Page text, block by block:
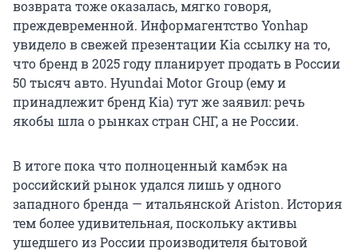
возврата тоже оказалась, мягко говоря,
преждевременной. Информагентство Yonhap
увидело в свежей презентации Kia ссылку на то,
что бренд в 2025 году планирует продать в России
50 тысяч авто. Hyundai Motor Group (ему и
принадлежит бренд Kia) тут же заявил: речь
якобы шла о рынках стран СНГ, а не России.
В итоге пока что полноценный камбэк на
российский рынок удался лишь у одного
западного бренда — итальянской Ariston. История
тем более удивительная, поскольку активы
ушедшего из России производителя бытовой